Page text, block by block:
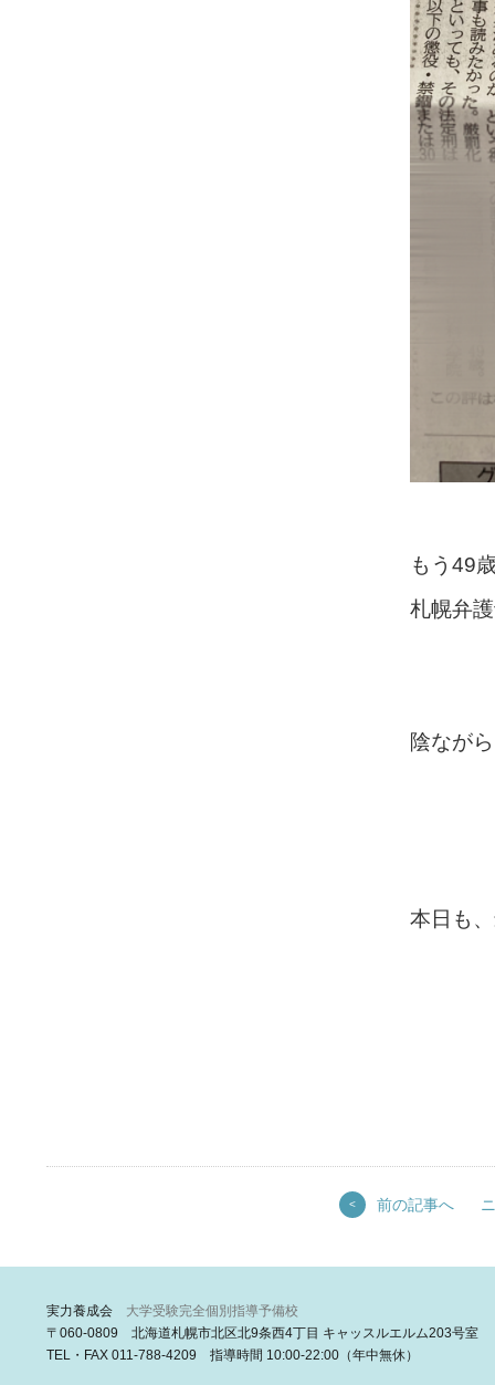
もう49
札幌弁
陰なが
本日も
< 前の記事へ
実力養成会 大学受験完全個別指導予備校
〒060-0809 北海道札幌市北区北9条西4丁目 キャッスルエルム203号室
TEL・FAX 011-788-4209 指導時間 10:00-22:00（年中無休）